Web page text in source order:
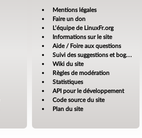
Mentions légales
Faire un don
L’équipe de LinuxFr.org
Informations sur le site
Aide / Foire aux questions
Suivi des suggestions et bogues
Wiki du site
Règles de modération
Statistiques
API pour le développement
Code source du site
Plan du site